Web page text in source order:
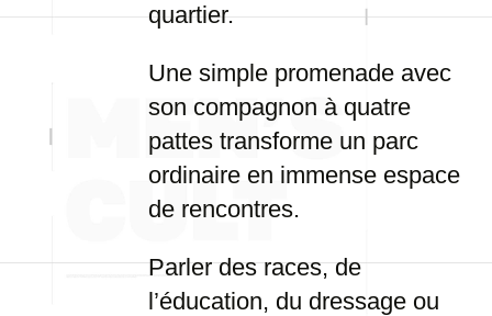
quartier.
Une simple promenade avec
son compagnon à quatre
pattes transforme un parc
ordinaire en immense espace
de rencontres.
Parler des races, de
l’éducation, du dressage ou